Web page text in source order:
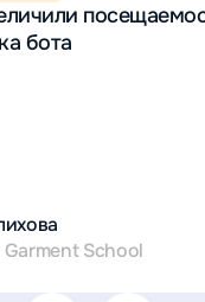
бота
School
сайта